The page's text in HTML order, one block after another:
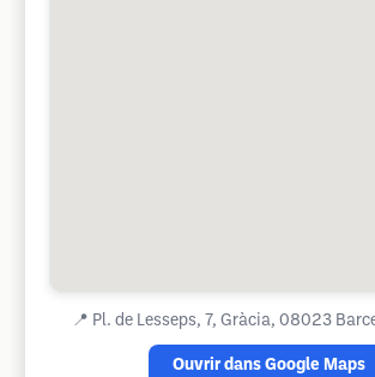
📍 Pl. de Lesseps, 7, Gràcia, 08023
Ouvrir dans Google Maps